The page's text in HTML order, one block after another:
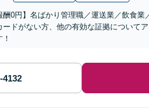
酬0円】名ばかり管理職／運送業／飲食
ドがない方、他の有効な証拠について